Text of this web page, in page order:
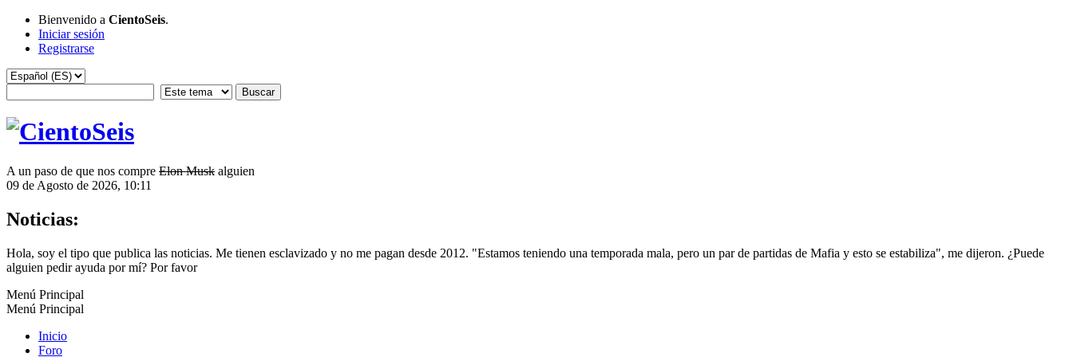
Bienvenido a CientoSeis.
Iniciar sesión
Registrarse
A un paso de que nos compre Elon Musk alguien
09 de Agosto de 2026, 10:11
Noticias:
Hola, soy el tipo que publica las noticias. Me tienen esclavizado y no me pagan desde 2012. "Estamos teniendo una temporada mala, pero un par de partidas de Mafia y esto se estabiliza", me dijeron. ¿Puede
alguien pedir ayuda por mí? Por favor
Menú Principal
Menú Principal
Inicio
Foro